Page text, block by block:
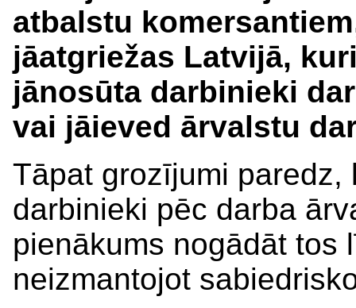
atbalstu
jāatgriežas Latvijā,
jānosūta darbinieki
vai jāieved ārvalstu
Tāpat grozījumi paredz,
darbinieki pēc darba
pienākums nogādāt tos
neizmantojot